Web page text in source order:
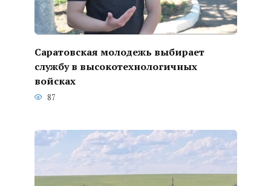
Саратовская молодежь выбирает
службу в высокотехнологичных
войсках
87